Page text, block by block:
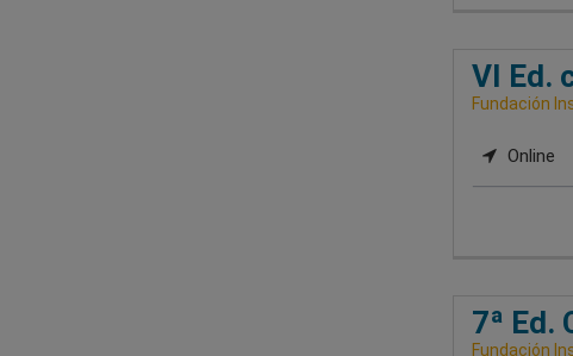
VI Ed.
Fundación
Online
7ª Ed.
Fundación